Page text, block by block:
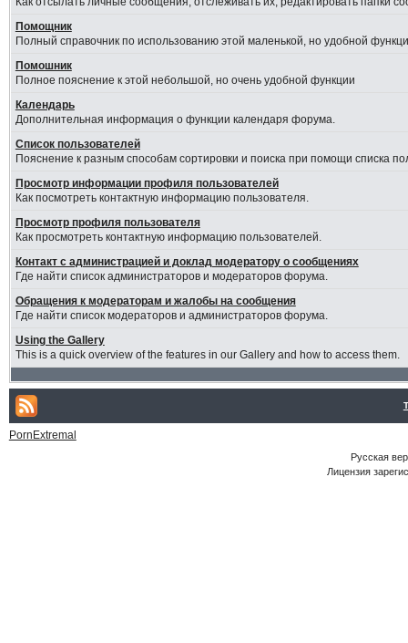
Помощник
Полный справочник по использованию этой маленькой, но удобной
Помошник
Полное пояснение к этой небольшой, но очень удобной функции
Календарь
Дополнительная информация о функции календаря форума.
Список пользователей
Пояснение к разным способам сортировки и поиска при помощи списка
Просмотр информации профиля пользователей
Как посмотреть контактную информацию пользователя.
Просмотр профиля пользователя
Как просмотреть контактную информацию пользователей.
Контакт с администрацией и доклад модератору о сообщениях
Где найти список администраторов и модераторов форума.
Обращения к модераторам и жалобы на сообщения
Где найти список модераторов и администраторов форума.
Using the Gallery
This is a quick overview of the features in our Gallery and how to access them.
PornExtremal
Русская
Лицензия